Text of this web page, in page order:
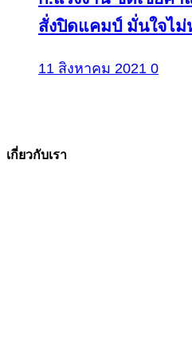
สั่งปิดแคมป์ มั่นใจไม่
11 สิงหาคม 2021 0
เกี่ยวกับเรา